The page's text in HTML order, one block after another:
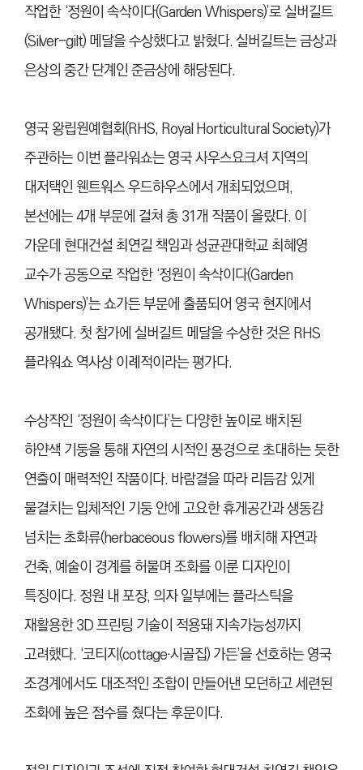
작업한 ‘정원이 속삭이다(Garden Whispers)’로 실버길트
(Silver-gilt) 메달을 수상했다고 밝혔다. 실버길트는 금상과
은상의 중간 단계인 준금상에 해당된다.
영국 왕립원예협회(RHS, Royal Horticultural Society)가
주관하는 이번 플라워쇼는 영국 사우스요크셔 지역의
대저택인 웬트워스 우드하우스에서 개최되었으며,
본선에는 4개 부문에 걸쳐 총 31개 작품이 올랐다. 이
가운데 현대건설 최연길 책임과 성균관대학교 최혜영
교수가 공동으로 작업한 ‘정원이 속삭이다(Garden
Whispers)’는 쇼가든 부문에 출품되어 영국 현지에서
공개됐다. 첫 참가에 실버길트 메달을 수상한 것은 RHS
플라워쇼 역사상 이례적이라는 평가다.
수상작인 ‘정원이 속삭이다’는 다양한 높이로 배치된
하얀색 기둥을 통해 자연의 시적인 풍경으로 초대하는 듯한
연출이 매력적인 작품이다. 바람결을 따라 리듬감 있게
물결치는 입체적인 기둥 안에 고요한 휴게공간과 생동감
넘치는 초화류(herbaceous flowers)를 배치해 자연과
건축, 예술이 경계를 허물며 조화를 이룬 디자인이
특징이다. 정원 내 포장, 의자 일부에는 플라스틱을
재활용한 3D 프린팅 기술이 적용돼 지속가능성까지
고려했다. ‘코티지(cottage·시골집) 가든’을 선호하는 영국
조경계에서도 대조적인 조합이 만들어낸 모던하고 세련된
조화에 높은 점수를 줬다는 후문이다.